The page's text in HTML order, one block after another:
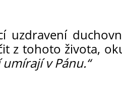
uzdravení
z tohoto života,
v Pánu.“